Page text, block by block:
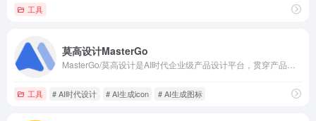
工具
莫高设计MasterGo
工具 # AI时代设计 # AI生成icon # AI生成图标